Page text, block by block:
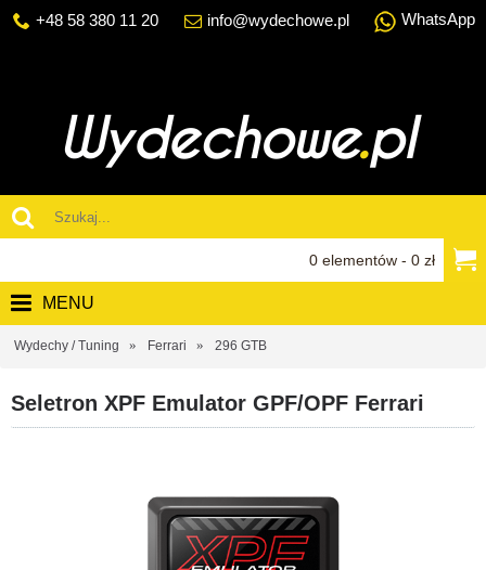
+48 58 380 11 20 info@wydechowe.pl WhatsApp
0 elementów - 0 zł
MENU
Wydechy / Tuning Ferrari 296 GTB
Seletron XPF Emulator GPF/OPF Ferrari